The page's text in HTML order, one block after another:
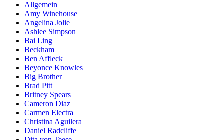
Allgemein
Amy Winehouse
Angelina Jolie
Ashlee Simpson
Bai Ling
Beckham
Ben Affleck
Beyonce Knowles
Big Brother
Brad Pitt
Britney Spears
Cameron Diaz
Carmen Electra
Christina Aguilera
Daniel Radcliffe